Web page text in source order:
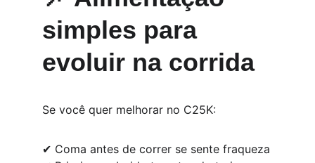
simples para
evoluir na corrida
Se você quer melhorar no C25K:
✔ Coma antes de correr se sente fraqueza